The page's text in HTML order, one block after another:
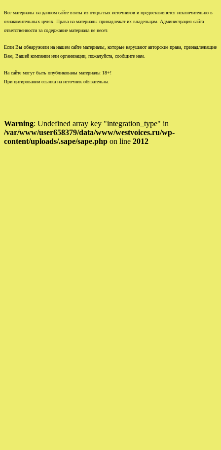
Все материалы на данном сайте взяты из открытых источников и предоставляются исключительно в
ознакомительных целях. Права на материалы принадлежат их владельцам. Администрация сайта
ответственности за содержание материала не несет.
Если Вы обнаружили на нашем сайте материалы, которые нарушают авторские права, принадлежащие
Вам, Вашей компании или организации, пожалуйста, сообщите нам.
На сайте могут быть опубликованы материалы 18+!
При цитировании ссылка на источник обязательна.
Warning: Undefined array key "integration_type" in
/var/www/user658379/data/www/westvoices.ru/wp-
content/uploads/.sape/sape.php on line 2012